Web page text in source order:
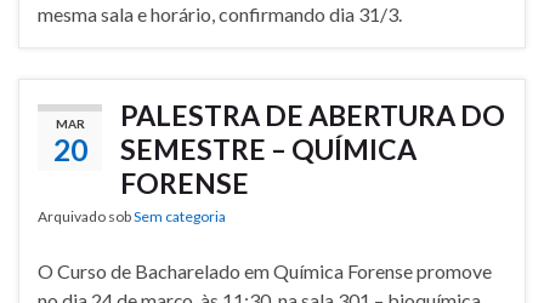
mesma sala e horário, confirmando dia 31/3.
MAR
20
PALESTRA DE ABERTURA DO
SEMESTRE – QUÍMICA
FORENSE
Arquivado sobSem categoria
O Curso de Bacharelado em Química Forense promove